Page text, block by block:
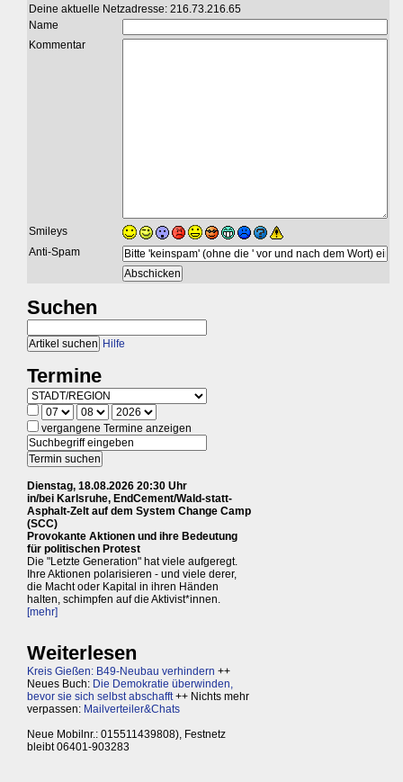
Deine aktuelle Netzadresse: 216.73.216.65
Name
Kommentar
Smileys
Anti-Spam
Suchen
Hilfe
Termine
vergangene Termine anzeigen
Dienstag, 18.08.2026 20:30 Uhr
in/bei Karlsruhe, EndCement/Wald-statt-
Asphalt-Zelt auf dem System Change Camp
(SCC)
Provokante Aktionen und ihre Bedeutung
für politischen Protest
Die "Letzte Generation" hat viele aufgeregt.
Ihre Aktionen polarisieren - und viele derer,
die Macht oder Kapital in ihren Händen
halten, schimpfen auf die Aktivist*innen.
[mehr]
Weiterlesen
Kreis Gießen: B49-Neubau verhindern ++
Neues Buch: Die Demokratie überwinden,
bevor sie sich selbst abschafft++ Nichts mehr
verpassen: Mailverteiler&Chats
Neue Mobilnr.: 015511439808), Festnetz
bleibt 06401-903283